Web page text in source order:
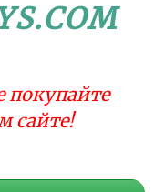
покупайте
сайте!